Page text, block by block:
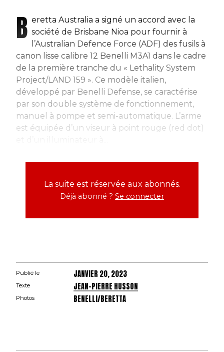
B eretta Australia a signé un accord avec la
société de Brisbane Nioa pour fournir à
l’Australian Defence Force (ADF) des fusils à
canon lisse calibre 12 Benelli M3A1 dans le cadre
de la première tranche du « Lethality System
Project/LAND 159 ». Ce modèle italien,
développé par Benelli Defense, se caractérise
par son double système de fonctionnement,
manuel à pompe et semi-automatique. L’arme
est équipée d’un viseur à point rouge (red dot)
La suite est réservée aux abonnés.
Déjà abonné ? Se connecter
Publié le JANVIER 20, 2023
Texte JEAN-PIERRE HUSSON
Photos BENELLI/BERETTA